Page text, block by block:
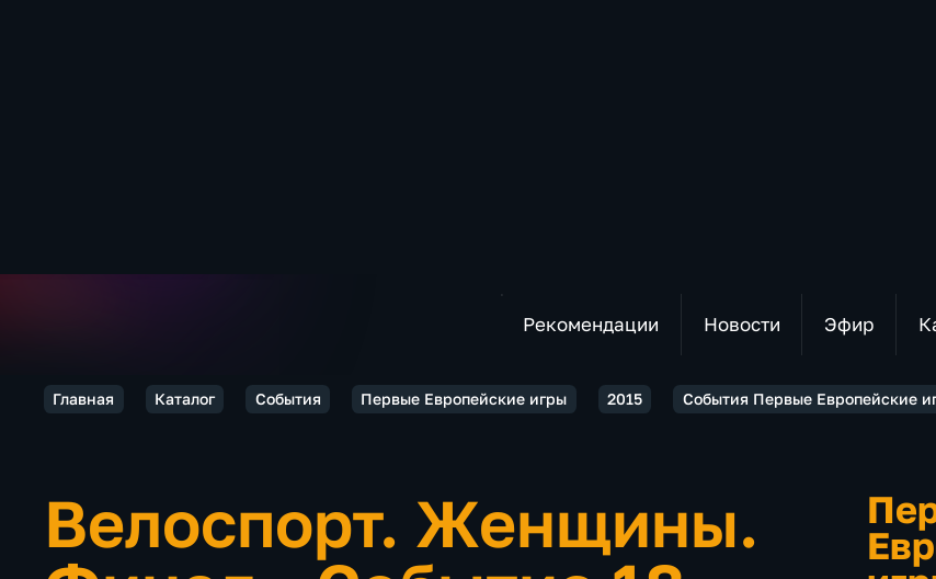
Рекомендации Новости Эфир
Главная Каталог События Первые Европейские игры 2015 События Первые Европейские
Велоспорт. Женщины.